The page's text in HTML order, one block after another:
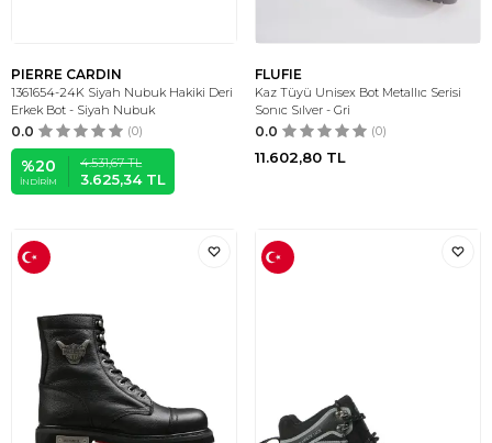
PIERRE CARDIN
1361654-24K Siyah Nubuk Hakiki Deri
Erkek Bot - Siyah Nubuk
0.0 (0)
%20
İNDIRIM
4.531,67TL
3.625,34TL
FLUFIE
Kaz Tüyü Unisex Bot Metallıc Serisi
Sonıc Sılver - Gri
0.0 (0)
11.602,80 TL